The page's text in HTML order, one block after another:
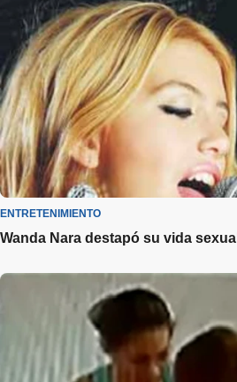
ENTRETENIMIENTO
Wanda Nara destapó su vida sexual